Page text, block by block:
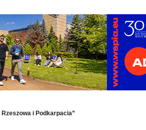
i Podkarpacia”